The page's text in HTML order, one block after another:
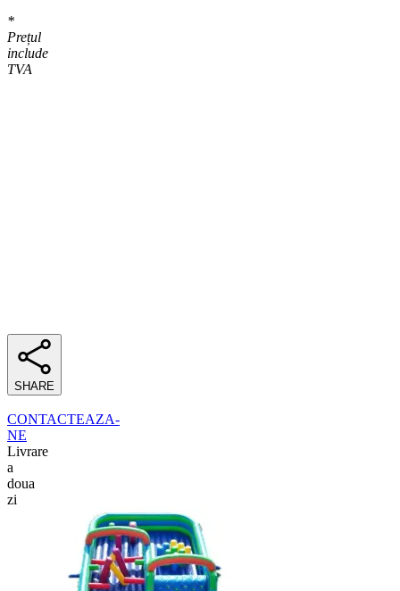
*
Prețul
include
TVA
SHARE
CONTACTEAZA-
NE
Livrare
a
doua
zi